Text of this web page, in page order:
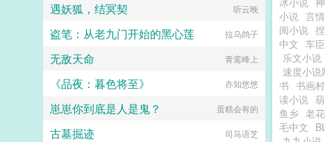
小说 言
阅小说
中文 车
乐文小说
速度小说
书 书画村
读小说
鱼乡 老
毛中文
遇妖狐，结冥契 听云晚
盗笔：从老九门开始的黑心莲 拉乌鸽子
无敌天命 青鸾峰上
《品夜：暮色将至》 亦知悠悠
崽崽你到底是人是鬼？ 蛋糕会有的
古墓掘迹 司马语芝